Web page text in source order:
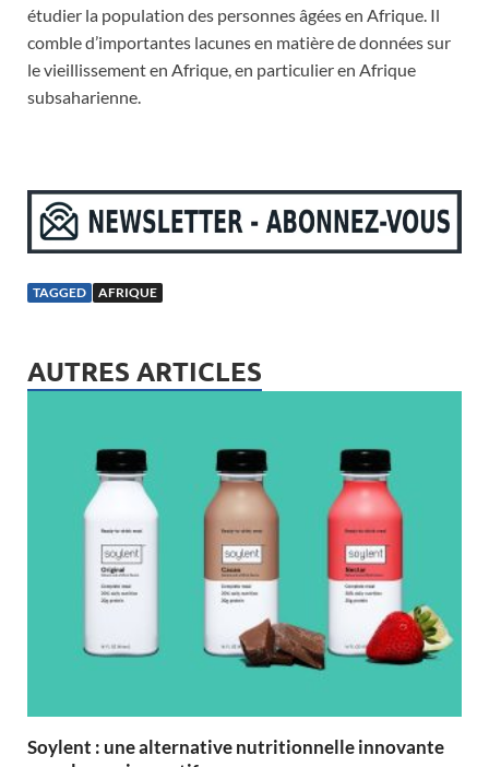
étudier la population des personnes âgées en Afrique. Il
comble d’importantes lacunes en matière de données sur
le vieillissement en Afrique, en particulier en Afrique
subsaharienne.
TAGGED AFRIQUE
AUTRES ARTICLES
Soylent : une alternative nutritionnelle innovante